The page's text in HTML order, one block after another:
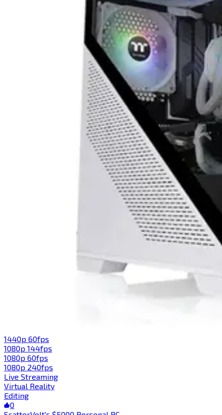
1440p 60fps​​​​‌ ‍ ​‍​‍‌‍ ‌ ​‍‌‍‍‌‌‍‌ ‌‍‍‌‌‍ ‍​‍​‍​ ‍‍​‍​‍‌ ​ ‌‍​‌‌‍ ‍‌‍‍‌‌ ‌​‌ ‍‌​‍ ‍‌‍‍‌‌‍ ​‍​‍​‍ ​​‍​‍‌‍‍​‌ ​‍‌‍‌‌‌‍‌‍​‍​‍​ ‍‍​‍​‍​‍ ‌‍​‌‌‍‌​‌‍ ‌‌‍‍‌‌‍ ‍​‍ ‌‍‍‌‌‍ ‍‌ ‌​‌‍‌‌‌‍ ‍‌ ‌​​‍ ‌‍‌‌‌‍‌​‌‍‍‌‌ ‌​​‍ ‌‍ ‌‌‍ ‌‍‌​‌‍‌‌​ ‌‌ ​​‌ ​‍‌‍‌‌‌ ​ ‌‍‌‌‌‍ ‍‌ ‌​‌‍​‌‌ ‌​‌‍‍‌‌‍ ‌‍ ‍​ ‍ ‌‍‍‌‌‍‌​​ ‌​ ​‍​ ‌ ‌‍​ ​ ‍​​ ‍‌‌‍​‍​ ‌ ​ ​​​‍ ‌​ ​‍​ ‍‌​ ‍​‌‍‌‍​‍ ‌​ ‌​​ ‍‌​ ‌‍​ ‍‌​‍ ‌‌‍​‌​ ​‌​ ‌​​ ‍​​‍ ‌​ ​​​ ​ ​ ‌ ‌‍​‌‌‍​‌​ ‍‌​ ‍​​ ‌‍​ ​ ‌‍​ ​ ​ ​ ​ ​ ‍ ‌ ‌​‌ ‍‌‌ ​​‌‍‌‌​ ‌‌ ​​‌‍‌‌‌ ​‍‌‍‌‍‌‍ ‌ ​‍‌‍ ‌‌‍​‌‌‍ ‍‌‍​ ‌‍‌‌​ ‍ ‌ ​​‌‍​‌‌ ‌​‌‍‍​​ ‌‌‍ ‍‌‍​‌‌‍ ‌‌‍‌‌​ ‌‍​‍‌‍​‌‌ ​ ‌‍‌‌‌‌‌‌‌ ​‍‌‍ ​​ ‌​‍‌‌​ ​‍‌​‌‍‌‍​‌‌‍‌​‌‍ ‌‌‍‍‌‌‍ ‍​‍‌‍‌‍‍‌‌‍‌​​ ‌​ ​‍​ ‌ ‌‍​ ​ ‍​​ ‍‌‌‍​‍​ ‌ ​ ​​​‍ ‌​ ​‍​ ‍‌​ ‍​‌‍‌‍​‍ ‌​ ‌​​ ‍‌​ ‌‍​ ‍‌​‍ ‌‌‍​‌​ ​‌​ ‌​​ ‍​​‍ ‌​ ​​​ ​ ​ ‌ ‌‍​‌‌‍​‌​ ‍‌​ ‍​​ ‌‍​ ​ ‌‍​ ​ ​ ​ ​ ​‍‌‍‌ ‌​‌ ‍‌‌ ​​‌‍‌‌​ ‌‌ ​​‌‍‌‌‌ ​‍‌‍‌‍‌‍ ‌ ​‍‌‍ ‌‌‍​‌‌‍ ‍‌‍​ ‌‍‌‌​‍‌‍‌ ​​‌‍​‌‌ ‌​‌‍‍​​ ‌‌‍ ‍‌‍​‌‌‍ ‌‌‍‌‌​‍‌‍‌ ​​‌‍‌‌‌ ​‍‌ ​ ‌ ​​‌‍‌‌‌‍​ ‌ ‌​‌‍‍‌‌ ‌‍‌‍‌‌​ ‌‌ ​​‌ ‌‌‌‍​‍‌‍ ​‌‍‍‌‌ ​ ‌‍‍​‌‍‌‌‌‍‌​​‍​‍‌ ‌
1080p 144fps​​​​‌ ‍ ​‍​‍‌‍ ‌ ​‍‌‍‍‌‌‍‌ ‌‍‍‌‌‍ ‍​‍​‍​ ‍‍​‍​‍‌ ​ ‌‍​‌‌‍ ‍‌‍‍‌‌ ‌​‌ ‍‌​‍ ‍‌‍‍‌‌‍ ​‍​‍​‍ ​​‍​‍‌‍‍​‌ ​‍‌‍‌‌‌‍‌‍​‍​‍​ ‍‍​‍​‍​‍ ‌‍​‌‌‍‌​‌‍ ‌‌‍‍‌‌‍ ‍​‍ ‌‍‍‌‌‍ ‍‌ ‌​‌‍‌‌‌‍ ‍‌ ‌​​‍ ‌‍‌‌‌‍‌​‌‍‍‌‌ ‌​​‍ ‌‍ ‌‌‍ ‌‍‌​‌‍‌‌​ ‌‌ ​​‌ ​‍‌‍‌‌‌ ​ ‌‍‌‌‌‍ ‍‌ ‌​‌‍​‌‌ ‌​‌‍‍‌‌‍ ‌‍ ‍​ ‍ ‌‍‍‌‌‍‌​​ ‌​ ‍‌​ ​​​ ‌‌​ ‌‌​ ‍​​ ‌‍‌‍‌​​ ‌​​‍ ‌‌‍‌​​ ‍​‌‍‌‌‌‍‌​​‍ ‌​ ‌​​ ​‍‌‍​‌‌‍‌‍​‍ ‌‌‍​‍​ ‌​‌‍‌​‌‍‌‌​‍ ‌‌‍​‍​ ‍​‌‍‌​​ ‌‍‌‍‌‌​ ‌‌​ ​​‌‍​‌​ ​​​ ‍​​ ​ ​ ‌​​ ‍ ‌ ‌​‌ ‍‌‌ ​​‌‍‌‌​ ‌‌ ​​‌‍‌‌‌ ​‍‌‍‌‍‌‍ ‌ ​‍‌‍ ‌‌‍​‌‌‍ ‍‌‍​ ‌‍‌‌​ ‍ ‌ ​​‌‍​‌‌ ‌​‌‍‍​​ ‌‌‍ ‍‌‍​‌‌‍ ‌‌‍‌‌​ ‌‍​‍‌‍​‌‌ ​ ‌‍‌‌‌‌‌‌‌ ​‍‌‍ ​​ ‌​‍‌‌​ ​‍‌​‌‍‌‍​‌‌‍‌​‌‍ ‌‌‍‍‌‌‍ ‍​‍‌‍‌‍‍‌‌‍‌​​ ‌​ ‍‌​ ​​​ ‌‌​ ‌‌​ ‍​​ ‌‍‌‍‌​​ ‌​​‍ ‌‌‍‌​​ ‍​‌‍‌‌‌‍‌​​‍ ‌​ ‌​​ ​‍‌‍​‌‌‍‌‍​‍ ‌‌‍​‍​ ‌​‌‍‌​‌‍‌‌​‍ ‌‌‍​‍​ ‍​‌‍‌​​ ‌‍‌‍‌‌​ ‌‌​ ​​‌‍​‌​ ​​​ ‍​​ ​ ​ ‌​​‍‌‍‌ ‌​‌ ‍‌‌ ​​‌‍‌‌​ ‌‌ ​​‌‍‌‌‌ ​‍‌‍‌‍‌‍ ‌ ​‍‌‍ ‌‌‍​‌‌‍ ‍‌‍​ ‌‍‌‌​‍‌‍‌ ​​‌‍​‌‌ ‌​‌‍‍​​ ‌‌‍ ‍‌‍​‌‌‍ ‌‌‍‌‌​‍‌‍‌ ​​‌‍‌‌‌ ​‍‌ ​ ‌ ​​‌‍‌‌‌‍​ ‌ ‌​‌‍‍‌‌ ‌‍‌‍‌‌​ ‌‌ ​​‌ ‌‌‌‍​‍‌‍ ​‌‍‍‌‌ ​ ‌‍‍​‌‍‌‌‌‍‌​​‍​‍‌ ‌
1080p 60fps​​​​‌ ‍ ​‍​‍‌‍ ‌ ​‍‌‍‍‌‌‍‌ ‌‍‍‌‌‍ ‍​‍​‍​ ‍‍​‍​‍‌ ​ ‌‍​‌‌‍ ‍‌‍‍‌‌ ‌​‌ ‍‌​‍ ‍‌‍‍‌‌‍ ​‍​‍​‍ ​​‍​‍‌‍‍​‌ ​‍‌‍‌‌‌‍‌‍​‍​‍​ ‍‍​‍​‍​‍ ‌‍​‌‌‍‌​‌‍ ‌‌‍‍‌‌‍ ‍​‍ ‌‍‍‌‌‍ ‍‌ ‌​‌‍‌‌‌‍ ‍‌ ‌​​‍ ‌‍‌‌‌‍‌​‌‍‍‌‌ ‌​​‍ ‌‍ ‌‌‍ ‌‍‌​‌‍‌‌​ ‌‌ ​​‌ ​‍‌‍‌‌‌ ​ ‌‍‌‌‌‍ ‍‌ ‌​‌‍​‌‌ ‌​‌‍‍‌‌‍ ‌‍ ‍​ ‍ ‌‍‍‌‌‍‌​​ ‌‌‍‌‌​ ​‍​ ‌‍​ ‌​‌‍‌‌‌‍​‌​ ‌‍​ ​‍​‍ ‌​ ‌​‌‍‌‍​ ​​‌‍‌‌​‍ ‌​ ‌​‌‍‌‌​ ​​​ ‍‌​‍ ‌​ ‍‌​ ‍‌‌‍​‌​ ‌ ​‍ ‌​ ‌ ‌‍​‌​ ‌‌​ ‌ ​ ‌‍​ ​‌​ ​‍‌‍​‍‌‍​‌​ ​​​ ​​​ ​‌​ ‍ ‌ ‌​‌ ‍‌‌ ​​‌‍‌‌​ ‌‌ ​​‌‍‌‌‌ ​‍‌‍‌‍‌‍ ‌ ​‍‌‍ ‌‌‍​‌‌‍ ‍‌‍​ ‌‍‌‌​ ‍ ‌ ​​‌‍​‌‌ ‌​‌‍‍​​ ‌‌‍ ‍‌‍​‌‌‍ ‌‌‍‌‌​ ‌‍​‍‌‍​‌‌ ​ ‌‍‌‌‌‌‌‌‌ ​‍‌‍ ​​ ‌​‍‌‌​ ​‍‌​‌‍‌‍​‌‌‍‌​‌‍ ‌‌‍‍‌‌‍ ‍​‍‌‍‌‍‍‌‌‍‌​​ ‌‌‍‌‌​ ​‍​ ‌‍​ ‌​‌‍‌‌‌‍​‌​ ‌‍​ ​‍​‍ ‌​ ‌​‌‍‌‍​ ​​‌‍‌‌​‍ ‌​ ‌​‌‍‌‌​ ​​​ ‍‌​‍ ‌​ ‍‌​ ‍‌‌‍​‌​ ‌ ​‍ ‌​ ‌ ‌‍​‌​ ‌‌​ ‌ ​ ‌‍​ ​‌​ ​‍‌‍​‍‌‍​‌​ ​​​ ​​​ ​‌​‍‌‍‌ ‌​‌ ‍‌‌ ​​‌‍‌‌​ ‌‌ ​​‌‍‌‌‌ ​‍‌‍‌‍‌‍ ‌ ​‍‌‍ ‌‌‍​‌‌‍ ‍‌‍​ ‌‍‌‌​‍‌‍‌ ​​‌‍​‌‌ ‌​‌‍‍​​ ‌‌‍ ‍‌‍​‌‌‍ ‌‌‍‌‌​‍‌‍‌ ​​‌‍‌‌‌ ​‍‌ ​ ‌ ​​‌‍‌‌‌‍​ ‌ ‌​‌‍‍‌‌ ‌‍‌‍‌‌​ ‌‌ ​​‌ ‌‌‌‍​‍‌‍ ​‌‍‍‌‌ ​ ‌‍‍​‌‍‌‌‌‍‌​​‍​‍‌ ‌
1080p 240fps​​​​‌ ‍ ​‍​‍‌‍ ‌ ​‍‌‍‍‌‌‍‌ ‌‍‍‌‌‍ ‍​‍​‍​ ‍‍​‍​‍‌ ​ ‌‍​‌‌‍ ‍‌‍‍‌‌ ‌​‌ ‍‌​‍ ‍‌‍‍‌‌‍ ​‍​‍​‍ ​​‍​‍‌‍‍​‌ ​‍‌‍‌‌‌‍‌‍​‍​‍​ ‍‍​‍​‍​‍ ‌‍​‌‌‍‌​‌‍ ‌‌‍‍‌‌‍ ‍​‍ ‌‍‍‌‌‍ ‍‌ ‌​‌‍‌‌‌‍ ‍‌ ‌​​‍ ‌‍‌‌‌‍‌​‌‍‍‌‌ ‌​​‍ ‌‍ ‌‌‍ ‌‍‌​‌‍‌‌​ ‌‌ ​​‌ ​‍‌‍‌‌‌ ​ ‌‍‌‌‌‍ ‍‌ ‌​‌‍​‌‌ ‌​‌‍‍‌‌‍ ‌‍ ‍​ ‍ ‌‍‍‌‌‍‌​​ ‌‌‍​‍​ ​​‌‍‌​‌‍​ ‌‍‌‌‌‍​‍​ ​‌​ ​​​‍ ‌‌‍‌​‌‍‌​​ ​‌​ ​​​‍ ‌​ ‌​‌‍​‌​ ‌ ​ ‌‍​‍ ‌‌‍​‍‌‍‌​‌‍​‍‌‍​‌​‍ ‌​ ​‍‌‍‌‍‌‍​ ​ ​‌​ ​‍​ ‍​​ ‌‌​ ‌ ​ ​ ​ ‌ ​ ​ ‌‍‌‌​ ‍ ‌ ‌​‌ ‍‌‌ ​​‌‍‌‌​ ‌‌ ​​‌‍‌‌‌ ​‍‌‍‌‍‌‍ ‌ ​‍‌‍ ‌‌‍​‌‌‍ ‍‌‍​ ‌‍‌‌​ ‍ ‌ ​​‌‍​‌‌ ‌​‌‍‍​​ ‌‌‍ ‍‌‍​‌‌‍ ‌‌‍‌‌​ ‌‍​‍‌‍​‌‌ ​ ‌‍‌‌‌‌‌‌‌ ​‍‌‍ ​​ ‌​‍‌‌​ ​‍‌​‌‍‌‍​‌‌‍‌​‌‍ ‌‌‍‍‌‌‍ ‍​‍‌‍‌‍‍‌‌‍‌​​ ‌‌‍​‍​ ​​‌‍‌​‌‍​ ‌‍‌‌‌‍​‍​ ​‌​ ​​​‍ ‌‌‍‌​‌‍‌​​ ​‌​ ​​​‍ ‌​ ‌​‌‍​‌​ ‌ ​ ‌‍​‍ ‌‌‍​‍‌‍‌​‌‍​‍‌‍​‌​‍ ‌​ ​‍‌‍‌‍‌‍​ ​ ​‌​ ​‍​ ‍​​ ‌‌​ ‌ ​ ​ ​ ‌ ​ ​ ‌‍‌‌​‍‌‍‌ ‌​‌ ‍‌‌ ​​‌‍‌‌​ ‌‌ ​​‌‍‌‌‌ ​‍‌‍‌‍‌‍ ‌ ​‍‌‍ ‌‌‍​‌‌‍ ‍‌‍​ ‌‍‌‌​‍‌‍‌ ​​‌‍​‌‌ ‌​‌‍‍​​ ‌‌‍ ‍‌‍​‌‌‍ ‌‌‍‌‌​‍‌‍‌ ​​‌‍‌‌‌ ​‍‌ ​ ‌ ​​‌‍‌‌‌‍​ ‌ ‌​‌‍‍‌‌ ‌‍‌‍‌‌​ ‌‌ ​​‌ ‌‌‌‍​‍‌‍ ​‌‍‍‌‌ ​ ‌‍‍​‌‍‌‌‌‍‌​​‍​‍‌ ‌
Live Streaming​​​​‌ ‍ ​‍​‍‌‍ ‌ ​‍‌‍‍‌‌‍‌ ‌‍‍‌‌‍ ‍​‍​‍​ ‍‍​‍​‍‌ ​ ‌‍​‌‌‍ ‍‌‍‍‌‌ ‌​‌ ‍‌​‍ ‍‌‍‍‌‌‍ ​‍​‍​‍ ​​‍​‍‌‍‍​‌ ​‍‌‍‌‌‌‍‌‍​‍​‍​ ‍‍​‍​‍​‍ ‌‍​‌‌‍‌​‌‍ ‌‌‍‍‌‌‍ ‍​‍ ‌‍‍‌‌‍ ‍‌ ‌​‌‍‌‌‌‍ ‍‌ ‌​​‍ ‌‍‌‌‌‍‌​‌‍‍‌‌ ‌​​‍ ‌‍ ‌‌‍ ‌‍‌​‌‍‌‌​ ‌‌ ​​‌ ​‍‌‍‌‌‌ ​ ‌‍‌‌‌‍ ‍‌ ‌​‌‍​‌‌ ‌​‌‍‍‌‌‍ ‌‍ ‍​ ‍ ‌‍‍‌‌‍‌​​ ‌​ ​‌‌‍​‍​ ‌‍‌‍​‌‌‍​ ​ ​‌‌‍​‍​ ​‍​‍ ‌‌‍‌​​ ‌ ​ ‍​​ ‌‍​‍ ‌​ ‌​​ ‍​‌‍‌‌​ ‍‌​‍ ‌‌‍​‍​ ​‌‌‍‌‌‌‍‌​​‍ ‌​ ​​‌‍​‍​ ‍‌​ ‌ ‌‍​‍‌‍‌​​ ‌ ​ ‌ ​ ​‌‌‍‌​​ ​​‌‍‌​​ ‍ ‌ ‌​‌ ‍‌‌ ​​‌‍‌‌​ ‌‌ ‌​‌‍​‌‌‍‌ ​ ‍ ‌ ​​‌‍​‌‌ ‌​‌‍‍​​ ‌‌‍ ‍‌‍​‌‌‍ ‌‌‍‌‌​ ‌‍​‍‌‍​‌‌ ​ ‌‍‌‌‌‌‌‌‌ ​‍‌‍ ​​ ‌​‍‌‌​ ​‍‌​‌‍‌‍​‌‌‍‌​‌‍ ‌‌‍‍‌‌‍ ‍​‍‌‍‌‍‍‌‌‍‌​​ ‌​ ​‌‌‍​‍​ ‌‍‌‍​‌‌‍​ ​ ​‌‌‍​‍​ ​‍​‍ ‌‌‍‌​​ ‌ ​ ‍​​ ‌‍​‍ ‌​ ‌​​ ‍​‌‍‌‌​ ‍‌​‍ ‌‌‍​‍​ ​‌‌‍‌‌‌‍‌​​‍ ‌​ ​​‌‍​‍​ ‍‌​ ‌ ‌‍​‍‌‍‌​​ ‌ ​ ‌ ​ ​‌‌‍‌​​ ​​‌‍‌​​‍‌‍‌ ‌​‌ ‍‌‌ ​​‌‍‌‌​ ‌‌ ‌​‌‍​‌‌‍‌ ​‍‌‍‌ ​​‌‍​‌‌ ‌​‌‍‍​​ ‌‌‍ ‍‌‍​‌‌‍ ‌‌‍‌‌​‍‌‍‌ ​​‌‍‌‌‌ ​‍‌ ​ ‌ ​​‌‍‌‌‌‍​ ‌ ‌​‌‍‍‌‌ ‌‍‌‍‌‌​ ‌‌ ​​‌ ‌‌‌‍​‍‌‍ ​‌‍‍‌‌ ​ ‌‍‍​‌‍‌‌‌‍‌​​‍​‍‌ ‌
Virtual Reality​​​​‌ ‍ ​‍​‍‌‍ ‌ ​‍‌‍‍‌‌‍‌ ‌‍‍‌‌‍ ‍​‍​‍​ ‍‍​‍​‍‌ ​ ‌‍​‌‌‍ ‍‌‍‍‌‌ ‌​‌ ‍‌​‍ ‍‌‍‍‌‌‍ ​‍​‍​‍ ​​‍​‍‌‍‍​‌ ​‍‌‍‌‌‌‍‌‍​‍​‍​ ‍‍​‍​‍​‍ ‌‍​‌‌‍‌​‌‍ ‌‌‍‍‌‌‍ ‍​‍ ‌‍‍‌‌‍ ‍‌ ‌​‌‍‌‌‌‍ ‍‌ ‌​​‍ ‌‍‌‌‌‍‌​‌‍‍‌‌ ‌​​‍ ‌‍ ‌‌‍ ‌‍‌​‌‍‌‌​ ‌‌ ​​‌ ​‍‌‍‌‌‌ ​ ‌‍‌‌‌‍ ‍‌ ‌​‌‍​‌‌ ‌​‌‍‍‌‌‍ ‌‍ ‍​ ‍ ‌‍‍‌‌‍‌​​ ‌​ ​‌​ ​‌‌‍​‌​ ‍‌‌‍‌‌‌‍​‍​ ‌ ​ ​‍​‍ ‌​ ‌​‌‍‌​​ ​‍​ ‌​​‍ ‌​ ‌​​ ​​‌‍‌​​ ​‍​‍ ‌‌‍​‌‌‍​‌‌‍‌​‌‍​‌​‍ ‌‌‍‌‍‌‍‌​‌‍​‍​ ‍‌​ ‌ ​ ‌‍‌‍​‌​ ‌ ‌‍​‍​ ‍​​ ‍‌‌‍‌‍​ ‍ ‌ ‌​‌ ‍‌‌ ​​‌‍‌‌​ ‌‌ ‌​‌‍​‌‌‍‌ ​ ‍ ‌ ​​‌‍​‌‌ ‌​‌‍‍​​ ‌‌‍ ‍‌‍​‌‌‍ ‌‌‍‌‌​ ‌‍​‍‌‍​‌‌ ​ ‌‍‌‌‌‌‌‌‌ ​‍‌‍ ​​ ‌​‍‌‌​ ​‍‌​‌‍‌‍​‌‌‍‌​‌‍ ‌‌‍‍‌‌‍ ‍​‍‌‍‌‍‍‌‌‍‌​​ ‌​ ​‌​ ​‌‌‍​‌​ ‍‌‌‍‌‌‌‍​‍​ ‌ ​ ​‍​‍ ‌​ ‌​‌‍‌​​ ​‍​ ‌​​‍ ‌​ ‌​​ ​​‌‍‌​​ ​‍​‍ ‌‌‍​‌‌‍​‌‌‍‌​‌‍​‌​‍ ‌‌‍‌‍‌‍‌​‌‍​‍​ ‍‌​ ‌ ​ ‌‍‌‍​‌​ ‌ ‌‍​‍​ ‍​​ ‍‌‌‍‌‍​‍‌‍‌ ‌​‌ ‍‌‌ ​​‌‍‌‌​ ‌‌ ‌​‌‍​‌‌‍‌ ​‍‌‍‌ ​​‌‍​‌‌ ‌​‌‍‍​​ ‌‌‍ ‍‌‍​‌‌‍ ‌‌‍‌‌​‍‌‍‌ ​​‌‍‌‌‌ ​‍‌ ​ ‌ ​​‌‍‌‌‌‍​ ‌ ‌​‌‍‍‌‌ ‌‍‌‍‌‌​ ‌‌ ​​‌ ‌‌‌‍​‍‌‍ ​‌‍‍‌‌ ​ ‌‍‍​‌‍‌‌‌‍‌​​‍​‍‌ ‌
Editing​​​​‌ ‍ ​‍​‍‌‍ ‌ ​‍‌‍‍‌‌‍‌ ‌‍‍‌‌‍ ‍​‍​‍​ ‍‍​‍​‍‌ ​ ‌‍​‌‌‍ ‍‌‍‍‌‌ ‌​‌ ‍‌​‍ ‍‌‍‍‌‌‍ ​‍​‍​‍ ​​‍​‍‌‍‍​‌ ​‍‌‍‌‌‌‍‌‍​‍​‍​ ‍‍​‍​‍​‍ ‌‍​‌‌‍‌​‌‍ ‌‌‍‍‌‌‍ ‍​‍ ‌‍‍‌‌‍ ‍‌ ‌​‌‍‌‌‌‍ ‍‌ ‌​​‍ ‌‍‌‌‌‍‌​‌‍‍‌‌ ‌​​‍ ‌‍ ‌‌‍ ‌‍‌​‌‍‌‌​ ‌‌ ​​‌ ​‍‌‍‌‌‌ ​ ‌‍‌‌‌‍ ‍‌ ‌​‌‍​‌‌ ‌​‌‍‍‌‌‍ ‌‍ ‍​ ‍ ‌‍‍‌‌‍‌​​ ‌‌‍‌​​ ‌ ‌‍​‍‌‍‌​​ ​‌‌‍​ ​ ‌‍​ ‌​​‍ ‌​ ​‍​ ‌ ​ ‌​​ ‍‌​‍ ‌​ ‌​​ ​‍​ ​ ​ ‍‌​‍ ‌​ ‍​​ ​​​ ‌​‌‍‌‍​‍ ‌​ ‌‍‌‍‌‍‌‍​ ​ ‌‌​ ‌‌‌‍‌​​ ​‌​ ‌ ‌‍​‍‌‍​‍‌‍‌‌​ ​‌​ ‍ ‌ ‌​‌ ‍‌‌ ​​‌‍‌‌​ ‌‌ ‌​‌‍​‌‌‍‌ ​ ‍ ‌ ​​‌‍​‌‌ ‌​‌‍‍​​ ‌‌‍ ‍‌‍​‌‌‍ ‌‌‍‌‌​ ‌‍​‍‌‍​‌‌ ​ ‌‍‌‌‌‌‌‌‌ ​‍‌‍ ​​ ‌​‍‌‌​ ​‍‌​‌‍‌‍​‌‌‍‌​‌‍ ‌‌‍‍‌‌‍ ‍​‍‌‍‌‍‍‌‌‍‌​​ ‌‌‍‌​​ ‌ ‌‍​‍‌‍‌​​ ​‌‌‍​ ​ ‌‍​ ‌​​‍ ‌​ ​‍​ ‌ ​ ‌​​ ‍‌​‍ ‌​ ‌​​ ​‍​ ​ ​ ‍‌​‍ ‌​ ‍​​ ​​​ ‌​‌‍‌‍​‍ ‌​ ‌‍‌‍‌‍‌‍​ ​ ‌‌​ ‌‌‌‍‌​​ ​‌​ ‌ ‌‍​‍‌‍​‍‌‍‌‌​ ​‌​‍‌‍‌ ‌​‌ ‍‌‌ ​​‌‍‌‌​ ‌‌ ‌​‌‍​‌‌‍‌ ​‍‌‍‌ ​​‌‍​‌‌ ‌​‌‍‍​​ ‌‌‍ ‍‌‍​‌‌‍ ‌‌‍‌‌​‍‌‍‌ ​​‌‍‌‌‌ ​‍‌ ​ ‌ ​​‌‍‌‌‌‍​ ‌ ‌​‌‍‍‌‌ ‌‍‌‍‌‌​ ‌‌ ​​‌ ‌‌‌‍​‍‌‍ ​‌‍‍‌‌ ​ ‌‍‍​‌‍‌‌‌‍‌​​‍​‍‌ ‌
0